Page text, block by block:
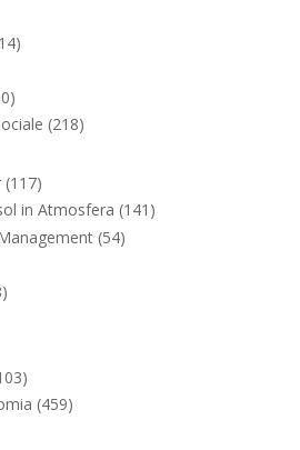
(218)
(117)
in Atmosfera (141)
(54)
(459)